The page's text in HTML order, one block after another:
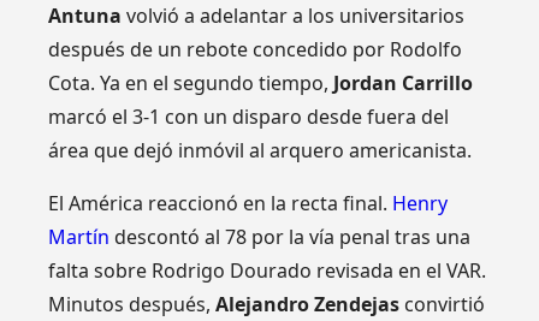
Antuna volvió a adelantar a los universitarios
después de un rebote concedido por Rodolfo
Cota. Ya en el segundo tiempo, Jordan Carrillo
marcó el 3-1 con un disparo desde fuera del
área que dejó inmóvil al arquero americanista.
El América reaccionó en la recta final. Henry
Martín descontó al 78 por la vía penal tras una
falta sobre Rodrigo Dourado revisada en el VAR.
Minutos después,Alejandro Zendejas convirtió